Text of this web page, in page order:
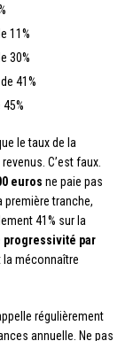
11%
30%
41%
le taux de la
C’est faux.
euros ne paie pas
première tranche,
41% sur la
progressivité par
méconnaître
régulièrement
annuelle. Ne pas